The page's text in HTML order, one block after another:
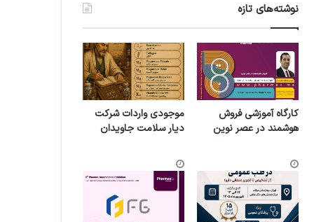
نوشته‌های تازه
کارگاه آموزشی فروش
هوشمند در عصر نوین
موجودی واردات شرکت
دیار سلامت جاویدان